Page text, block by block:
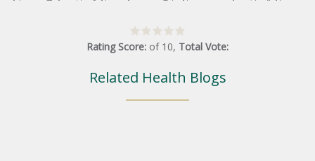
Rating Score: of 10, Total Vote:
Related Health Blogs